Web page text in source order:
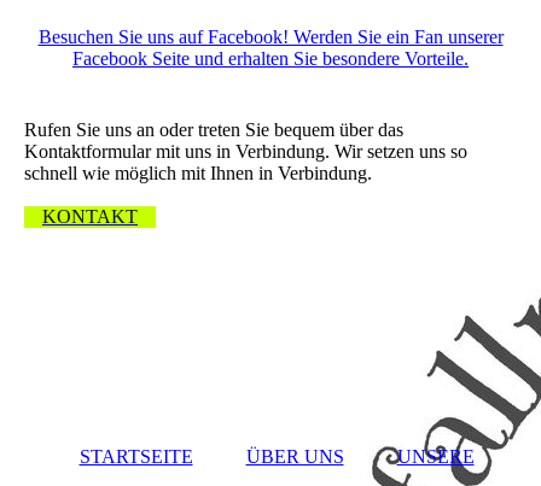
Besuchen Sie uns auf Facebook! Werden Sie ein Fan unserer
Facebook Seite und erhalten Sie besondere Vorteile.
Rufen Sie uns an oder treten Sie bequem über das
Kontaktformular mit uns in Verbindung. Wir setzen uns so
schnell wie möglich mit Ihnen in Verbindung.
KONTAKT
STARTSEITE ÜBER UNS UNSERE